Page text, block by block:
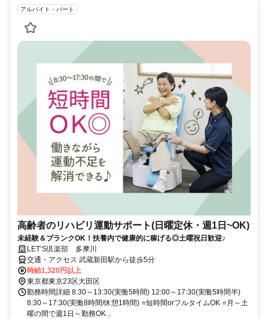
アルバイト・パート
高齢者のリハビリ運動サポート(日曜定休・週1日~OK)
未経験＆ブランクOK！扶養内で健康的に稼げる◎土曜祝日歓迎♪
LET’S倶楽部 多摩川
交通・アクセス 武蔵新田駅から徒歩5分
時給1,320円以上
東京都東京23区大田区
勤務時間詳細 8:30～13:30(実働5時間) 12:00～17:30(実働5時間半)
8:30～17:30(実働8時間/休憩1時間) ⭐短時間orフルタイムOK ⭐月～土
曜の間で週1日～勤務OK...